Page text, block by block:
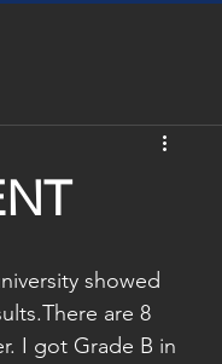
showed
are 8
I got Grade B in